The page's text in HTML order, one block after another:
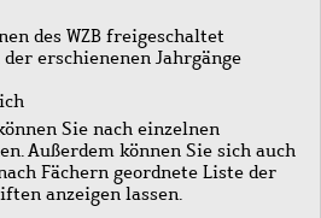
des WZB freigeschaltet
erschienenen Jahrgänge
Sie nach einzelnen
Außerdem können Sie sich auch
Fächern geordnete Liste der
anzeigen lassen.